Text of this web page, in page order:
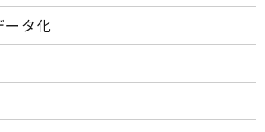
ータ化